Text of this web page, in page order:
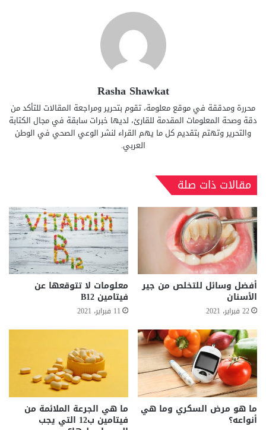
Rasha Shawkat
محررة ومدققة في موقع معلومة، تقوم بتحرير ومراجعة المقالات للتأكد من
دقة وصحة المعلومات المقدمة للقارئ، لديها خبرات سابقة في مجال الكتابة
والتحرير وتهتم بتقديم كل ما يهم القراء لنشر الوعي الصحي في الوطن
العربي.
مقالات ذات صلة
أفضل وسائل للتخلص من جير
الأسنان
22 فبراير، 2021
معلومات لا تتوقعها عن
فيتامين B12
11 فبراير، 2021
ما هو مرض السكري وما هي
أنواعه؟
ما هي الجرعة الملائمة من
فيتامين ب12 التي يجب